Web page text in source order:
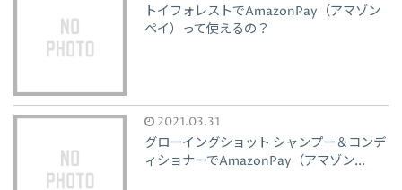
トイフォレストでAmazonPay（アマゾン
ペイ）って使えるの？
2021.03.31
グローイングショット シャンプー＆コンデ
ィショナーでAmazonPay（アマゾン...